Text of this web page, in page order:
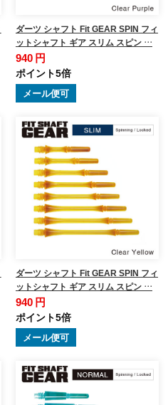
ダーツ シャフト Fit GEAR SPIN フィ
ットシャフト ギア スリム スピン …
940 円
ポイント5倍
メール便可
ダーツ シャフト Fit GEAR SPIN フィ
ットシャフト ギア スリム スピン …
940 円
ポイント5倍
メール便可